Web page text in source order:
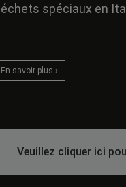
spéciaux en
En savoir plus ›
Veuillez cliquer ici